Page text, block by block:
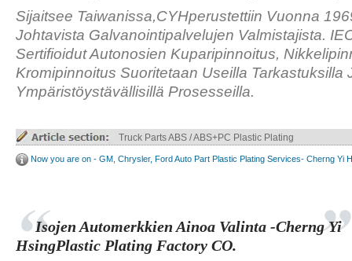
Sijaitsee Taiwanissa,CYHperustettiin Vuonna
Johtavista Galvanointipalvelujen Valmistajista.
Sertifioidut Autonosien Kuparipinnoitus,
Kromipinnoitus Suoritetaan Useilla Tarkastuksilla
Ympäristöystävällisillä Prosesseilla.
Truck Parts ABS / ABS+PC Plastic Plating
Now you are on - GM, Chrysler, Ford Auto Part Plastic Plating Services- Cherng Yi
Isojen Automerkkien Ainoa Valinta -Cherng Yi
HsingPlastic Plating Factory CO.